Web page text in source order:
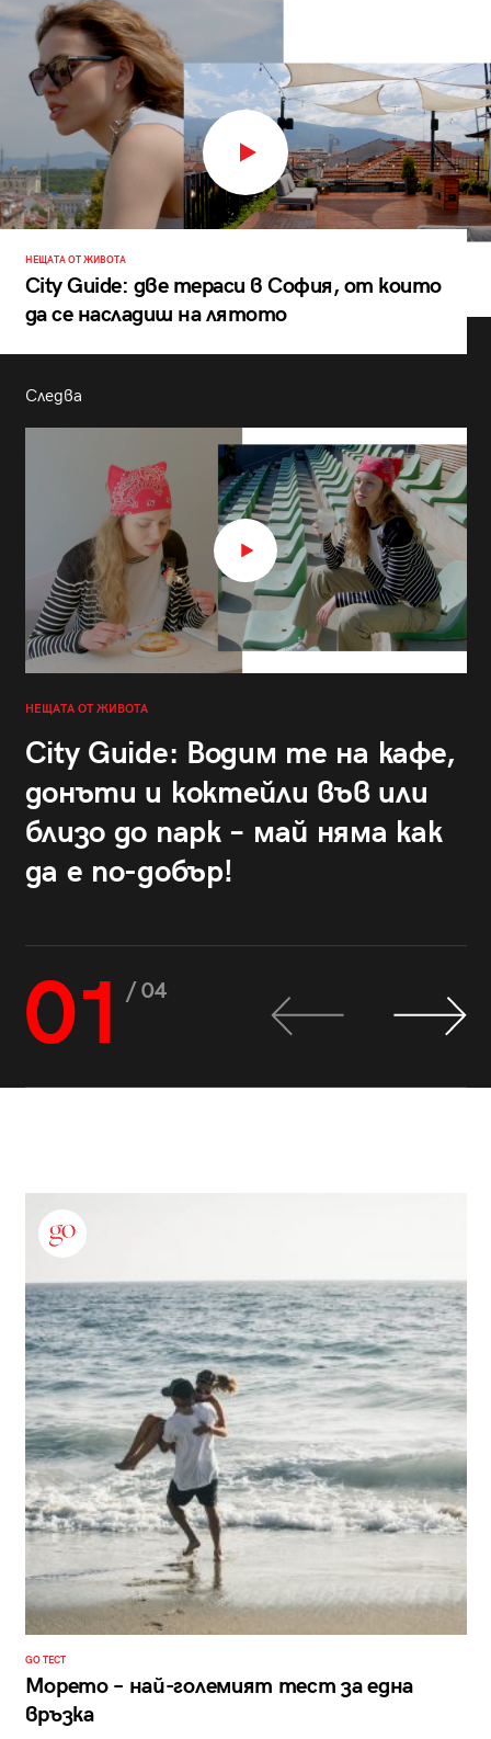
НЕЩАТА ОТ ЖИВОТА
City Guide: две тераси в София, от които
да се насладиш на лятото
Следва
НЕЩАТА ОТ ЖИВОТА
City Guide: Водим те на кафе,
донъти и коктейли във или
близо до парк – май няма как
да е по-добър!
01 / 04
GO ТЕСТ
Морето – най-големият тест за една
връзка